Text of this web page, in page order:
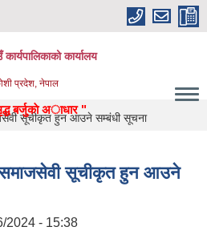
कार्यालय
प्रदेश, नेपाल
अाधार "
सूचीकृत हुन आउने सम्बंधी सूचना
समाजसेवी सूचीकृत हुन आउने
2024 - 15:38